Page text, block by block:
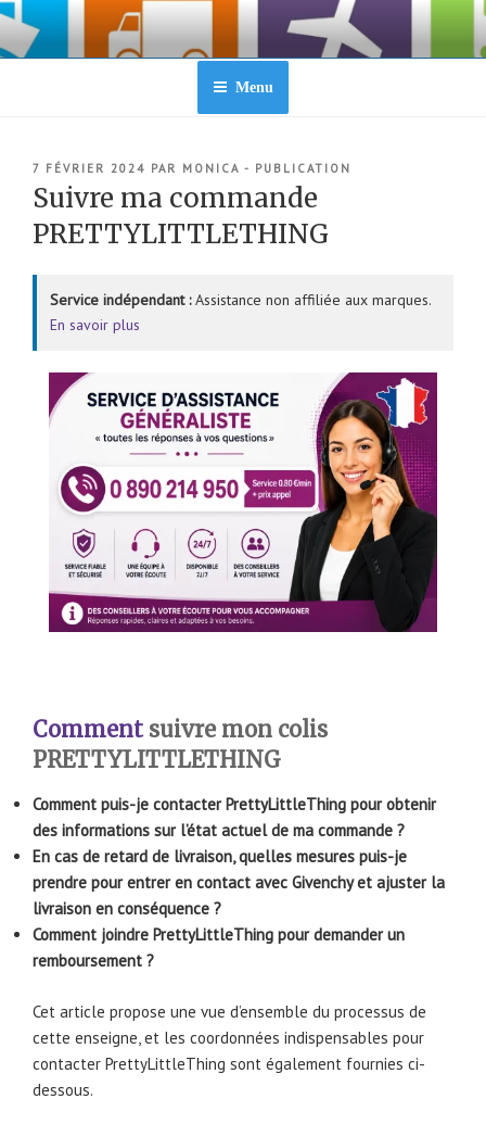
Aller
contenu
Menu
PUBLIÉ
LE
7 FÉVRIER 2024 PAR MONICA - PUBLICATION
Suivre ma commande
PRETTYLITTLETHING
Service indépendant :Assistance non affiliée aux marques.
En savoir plus
Comment suivre mon colis
PRETTYLITTLETHING
Comment puis-je contacter PrettyLittleThing pour obtenir
des informations sur l’état actuel de ma commande ?
En cas de retard de livraison, quelles mesures puis-je
prendre pour entrer en contact avec Givenchy et ajuster la
livraison en conséquence ?
Comment joindre PrettyLittleThing pour demander un
remboursement ?
Cet article propose une vue d’ensemble du processus de
cette enseigne, et les coordonnées indispensables pour
contacter PrettyLittleThing sont également fournies ci-
dessous.